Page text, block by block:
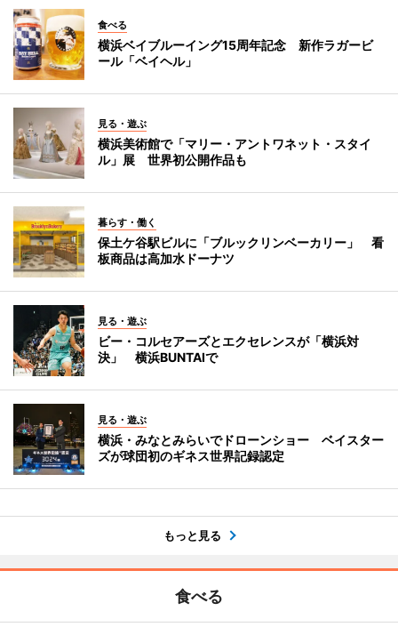
食べる
横浜ベイブルーイング15周年記念 新作ラガービ
ール「ベイヘル」
見る・遊ぶ
横浜美術館で「マリー・アントワネット・スタイ
ル」展 世界初公開作品も
暮らす・働く
保土ケ谷駅ビルに「ブルックリンベーカリー」 看
板商品は高加水ドーナツ
見る・遊ぶ
ビー・コルセアーズとエクセレンスが「横浜対
決」 横浜BUNTAIで
見る・遊ぶ
横浜・みなとみらいでドローンショー ベイスター
ズが球団初のギネス世界記録認定
もっと見る
食べる